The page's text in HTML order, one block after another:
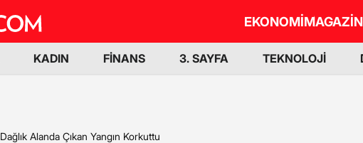
EKONOMİMAGAZİN
KADIN FİNANS 3. SAYFA TEKNOLOJİ
Dağlık Alanda Çıkan Yangın Korkuttu